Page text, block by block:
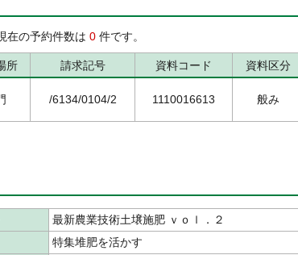
在の予約件数は 0 件です。
所 請求記号 資料コード 資料区分
/6134/0104/2 1110016613 般み
最新農業技術土壌施肥 ｖｏｌ．２
特集堆肥を活かす